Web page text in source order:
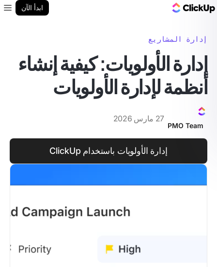
ابدأ الآن
إدارة المشاريع
إدارة الأولويات: كيفية إنشاء
أنظمة لإدارة الأولويات
PMO Team
27 مارس 2026
إدارة الأولويات باستخدام ClickUp